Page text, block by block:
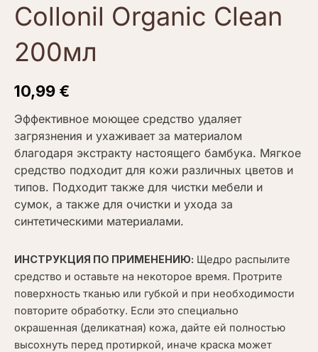
Collonil Organic Clean
200мл
10,99 €
Эффективное моющее средство удаляет
загрязнения и ухаживает за материалом
благодаря экстракту настоящего бамбука. Мягкое
средство подходит для кожи различных цветов и
типов. Подходит также для чистки мебели и
сумок, а также для очистки и ухода за
синтетическими материалами.
ИНСТРУКЦИЯ ПО ПРИМЕНЕНИЮ: Щедро распылите
средство и оставьте на некоторое время. Протрите
поверхность тканью или губкой и при необходимости
повторите обработку. Если это специально
окрашенная (деликатная) кожа, дайте ей полностью
высохнуть перед протиркой, иначе краска может